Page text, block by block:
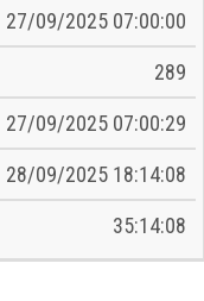
27/09/2025 07:00:00
289
27/09/2025 07:00:29
28/09/2025 18:14:08
35:14:08